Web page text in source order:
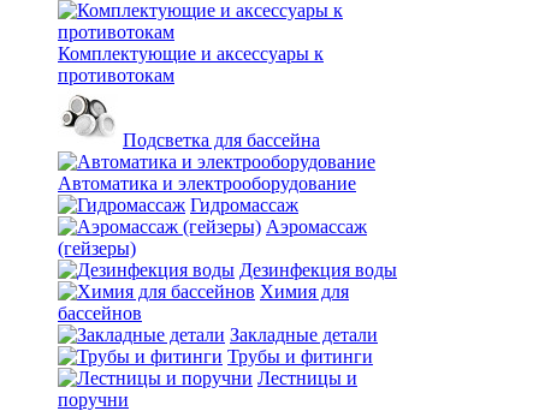
Комплектующие и аксессуары к
противотокам
Подсветка для бассейна
Автоматика и электрооборудование
Гидромассаж
Аэромассаж
(гейзеры)
Дезинфекция воды
Химия для
бассейнов
Закладные детали
Трубы и фитинги
Лестницы и
поручни